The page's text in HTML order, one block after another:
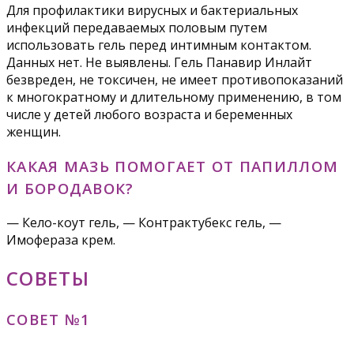
Для профилактики вирусных и бактериальных
инфекций передаваемых половым путем
использовать гель перед интимным контактом.
Данных нет. Не выявлены. Гель Панавир Инлайт
безвреден, не токсичен, не имеет противопоказаний
к многократному и длительному применению, в том
числе у детей любого возраста и беременных
женщин.
КАКАЯ МАЗЬ ПОМОГАЕТ ОТ ПАПИЛЛОМ
И БОРОДАВОК?
— Кело-коут гель, — Контрактубекс гель, —
Имофераза крем.
СОВЕТЫ
СОВЕТ №1